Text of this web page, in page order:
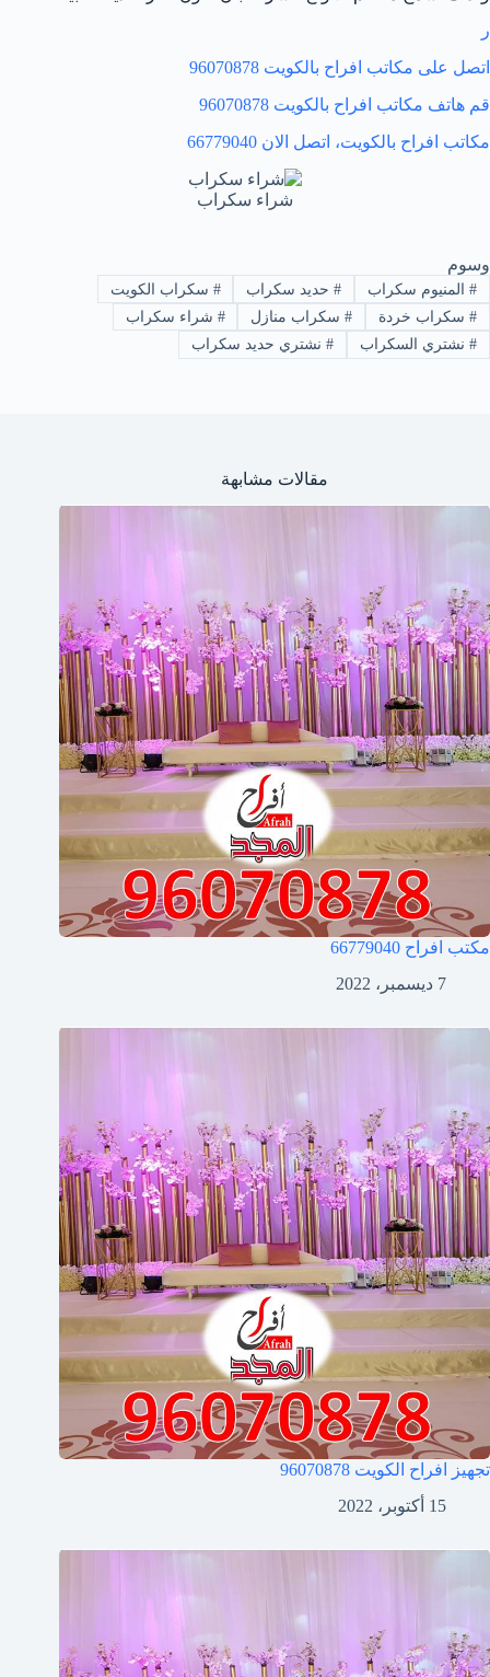
ر
اتصل على مكاتب افراح بالكويت 96070878
قم هاتف مكاتب افراح بالكويت 96070878
مكاتب افراح بالكويت، اتصل الان 66779040
شراء سكراب
وسوم
#المنيوم سكراب #حديد سكراب # سكراب الكويت
#سكراب خردة #سكراب منازل # شراء سكراب
#نشتري السكراب #نشتري حديد سكراب
مقالات مشابهة
مكتب افراح 66779040
7 ديسمبر، 2022
تجهيز افراح الكويت 96070878
15 أكتوبر، 2022